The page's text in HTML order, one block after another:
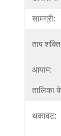
सामग्री:
ताप
आयाम:
तालिका
थकावट: